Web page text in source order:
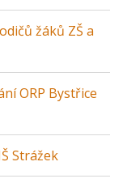
žáků ZŠ a
ORP Bystřice
Strážek